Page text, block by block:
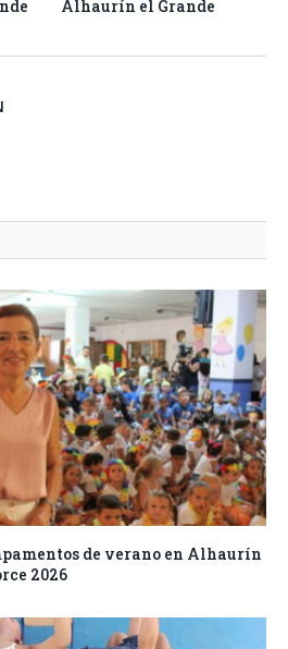
Alhaurín el Grande
de verano en Alhaurín
2026